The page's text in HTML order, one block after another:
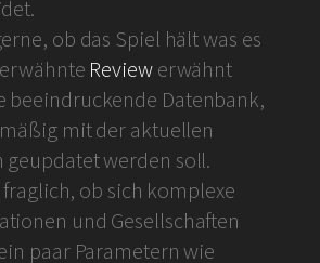
ob das Spiel hält was es
Reviewerwähnt
beeindruckende Datenbank,
mit der aktuellen
werden soll.
ob sich komplexe
und Gesellschaften
paar Parametern wie